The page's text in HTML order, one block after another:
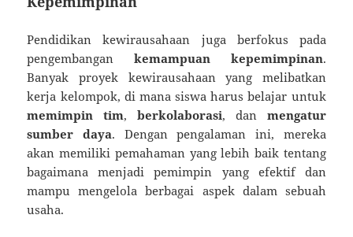
Pendidikan kewirausahaan juga berfokus pada
pengembangan kemampuan kepemimpinan.
Banyak proyek kewirausahaan yang melibatkan
kerja kelompok, di mana siswa harus belajar untuk
memimpin tim,berkolaborasi, dan mengatur
sumber daya. Dengan pengalaman ini, mereka
akan memiliki pemahaman yang lebih baik tentang
bagaimana menjadi pemimpin yang efektif dan
mampu mengelola berbagai aspek dalam sebuah
usaha.